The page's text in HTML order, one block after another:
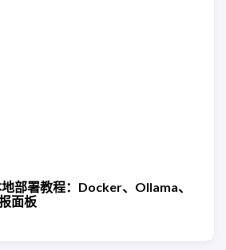
部署教程：Docker、Ollama、
面板